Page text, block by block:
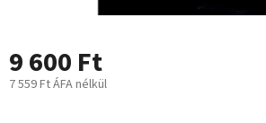
9 600 Ft
7 559 Ft ÁFA nélkül